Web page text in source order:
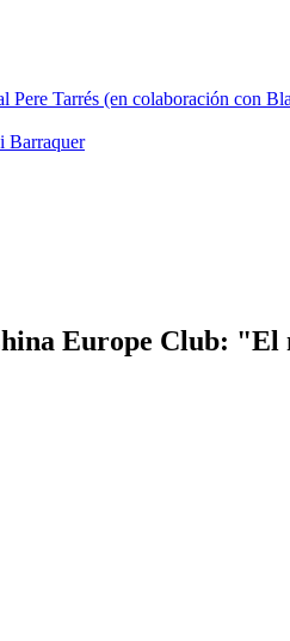
Pere Tarrés (en colaboración con
Barraquer
Europe Club: "El